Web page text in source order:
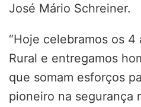
José Mário Schreiner.
“Hoje celebramos os 4
Rural e entregamos
que somam esforços
pioneiro na segurança